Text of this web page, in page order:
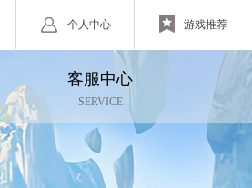
游戏推荐
个人中心
客服中心
SERVICE